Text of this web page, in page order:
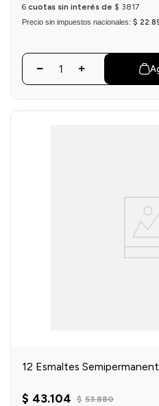
6 cuotas sin interés de $ 3817
Precio sin impuestos nacionales: $
12 Esmaltes
$ 43.104 $ 53.880